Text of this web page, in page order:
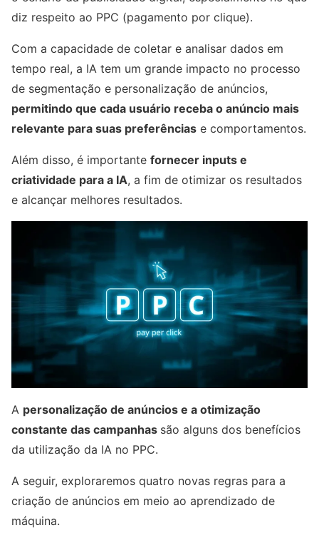
diz respeito ao PPC (pagamento por clique).
Com a capacidade de coletar e analisar dados em
tempo real, a IA tem um grande impacto no processo
de segmentação e personalização de anúncios,
permitindo que cada usuário receba o anúncio mais
relevante para suas preferências e comportamentos.
Além disso, é importante fornecer inputs e
criatividade para a IA, a fim de otimizar os resultados
e alcançar melhores resultados.
A personalização de anúncios e a otimização
constante das campanhas são alguns dos benefícios
da utilização da IA no PPC.
A seguir, exploraremos quatro novas regras para a
criação de anúncios em meio ao aprendizado de
máquina.